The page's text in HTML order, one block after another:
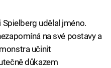
udělal jméno.
na své postavy a
učinit
důkazem